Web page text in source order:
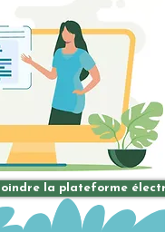
la plateforme